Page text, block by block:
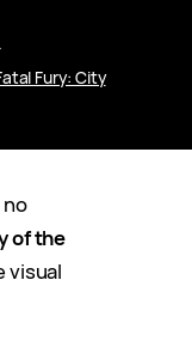
Fury: City
of the
visual